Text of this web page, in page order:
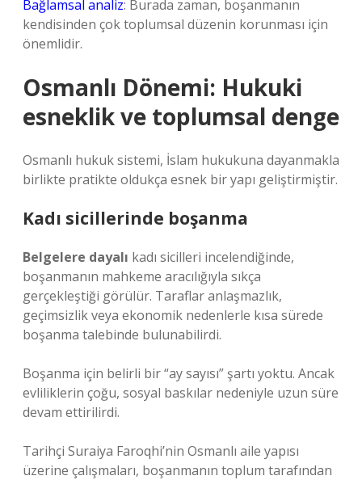
Bağlamsal analiz: Burada zaman, boşanmanın
kendisinden çok toplumsal düzenin korunması için
önemlidir.
Osmanlı Dönemi: Hukuki
esneklik ve toplumsal denge
Osmanlı hukuk sistemi, İslam hukukuna dayanmakla
birlikte pratikte oldukça esnek bir yapı geliştirmiştir.
Kadı sicillerinde boşanma
Belgelere dayalı kadı sicilleri incelendiğinde,
boşanmanın mahkeme aracılığıyla sıkça
gerçekleştiği görülür. Taraflar anlaşmazlık,
geçimsizlik veya ekonomik nedenlerle kısa sürede
boşanma talebinde bulunabilirdi.
Boşanma için belirli bir “ay sayısı” şartı yoktu. Ancak
evliliklerin çoğu, sosyal baskılar nedeniyle uzun süre
devam ettirilirdi.
Tarihçi Suraiya Faroqhi’nin Osmanlı aile yapısı
üzerine çalışmaları, boşanmanın toplum tarafından